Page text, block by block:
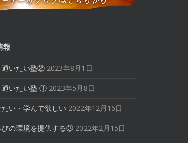
報
通いたい塾② 2023年8月1日
通いたい塾 ① 2023年5月8日
い・学んで欲しい 2022年12月16日
びの環境を提供する③ 2022年2月15日